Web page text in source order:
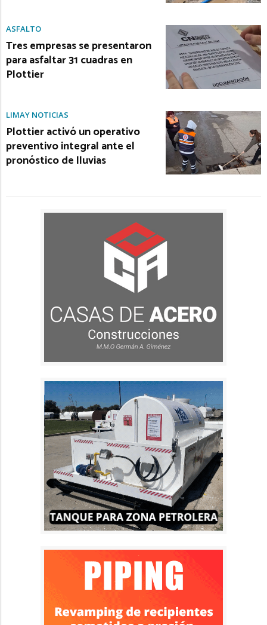
ASFALTO
Tres empresas se presentaron
para asfaltar 31 cuadras en
Plottier
LIMAY NOTICIAS
Plottier activó un operativo
preventivo integral ante el
pronóstico de lluvias